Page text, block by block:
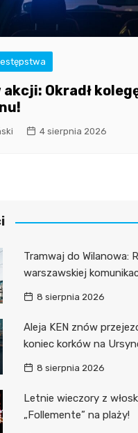
akcji: Okradł
4 sierpnia 2026
Tramwaj do Wilanowa:
warszawskiej
8 sierpnia 2026
Aleja KEN znów
koniec korków na
8 sierpnia 2026
Letnie wieczory z
„Follemente” na plaży!